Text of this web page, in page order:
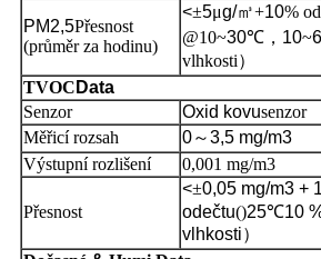
PM2,5Přesnost
(průměr za hodinu)
<±5μg/㎥+10%
@10~30℃ ， 10~6
vlhkosti）
TVOC Data
Senzor
Oxid kovusenzor
Měřicí rozsah
0～3,5 mg/m3
Výstupní rozlišení
0,001 mg/m3
Přesnost
<±0,05 mg/m3 +
odečtu()25℃10
vlhkosti）